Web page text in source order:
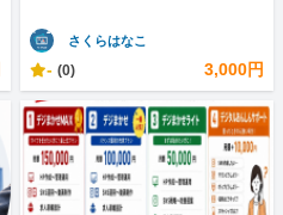
さくらはなこ
- (0) 3,000円